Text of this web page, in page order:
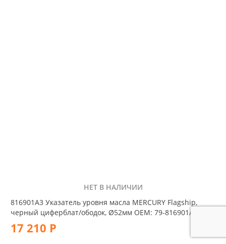
НЕТ В НАЛИЧИИ
816901A3 Указатель уровня масла MERCURY Flagship,
черный циферблат/ободок, Ø52мм OEM: 79-816901A1
17 210 Р